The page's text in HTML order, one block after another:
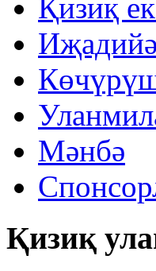
Қизиқ
Мәнбә
Қизиқ